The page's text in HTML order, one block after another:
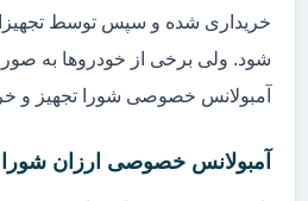
خریداری شده و سپس توسط
شود. ولی برخی از خودروها به
آمبولانس خصوصی شورا تجهیز و
آمبولانس خصوصی ارزان شورا